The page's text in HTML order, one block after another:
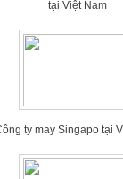
Công ty may Singapo tại